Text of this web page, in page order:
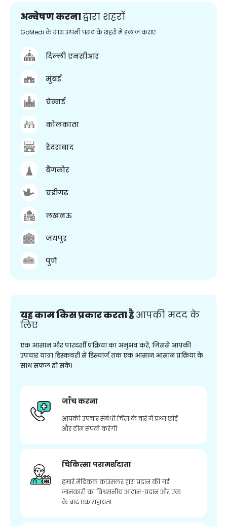
अन्वेषण करनाद्वारा शहरों
GoMedi के साथ अपनी पसंद के शहरों में इलाज कराएं
दिल्ली एनसीआर
मुंबई
चेन्नई
कोलकाता
हैदराबाद
बैंगलोर
चंडीगढ़
लखनऊ
जयपुर
पुणे
यह काम किस प्रकार करता हैआपकी मदद के
लिए
एक आसान और पारदर्शी प्रक्रिया का अनुभव करें, जिससे आपकी
उपचार यात्रा डिस्कवरी से डिस्चार्ज तक एक आसान आसान प्रक्रिया के
साथ सफल हो सके।
जाँच करना
आपकी उपचार संबंधी चिंता के बारे में प्रश्न छोड़ें
और टीम संपर्क करेगी
चिकित्सा परामर्शदाता
हमारे मेडिकल काउंसलर द्वारा प्रदान की गई
जानकारी का विश्वसनीय आदान-प्रदान और एक
के बाद एक सहायता